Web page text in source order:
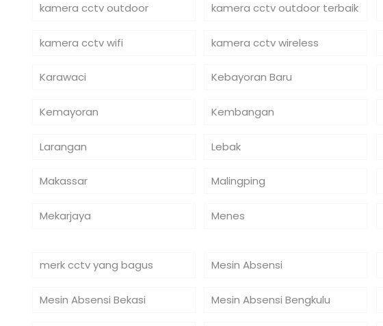
kamera cctv outdoor kamera cctv outdoor terbaik
kamera cctv wifi kamera cctv wireless
Karawaci Kebayoran Baru
Kemayoran Kembangan
Larangan Lebak
Makassar Malingping
Mekarjaya Menes
merk cctv yang bagus Mesin Absensi
Mesin Absensi Bekasi Mesin Absensi Bengkulu